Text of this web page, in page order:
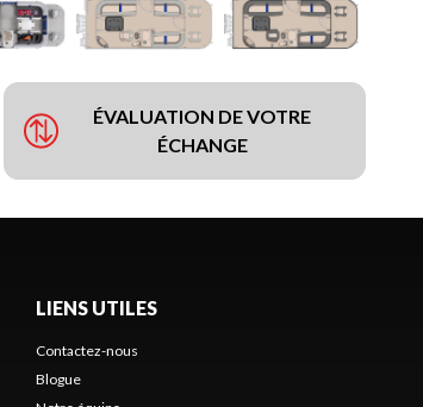
ÉVALUATION DE VOTRE
ÉCHANGE
LIENS UTILES
Contactez-nous
Blogue